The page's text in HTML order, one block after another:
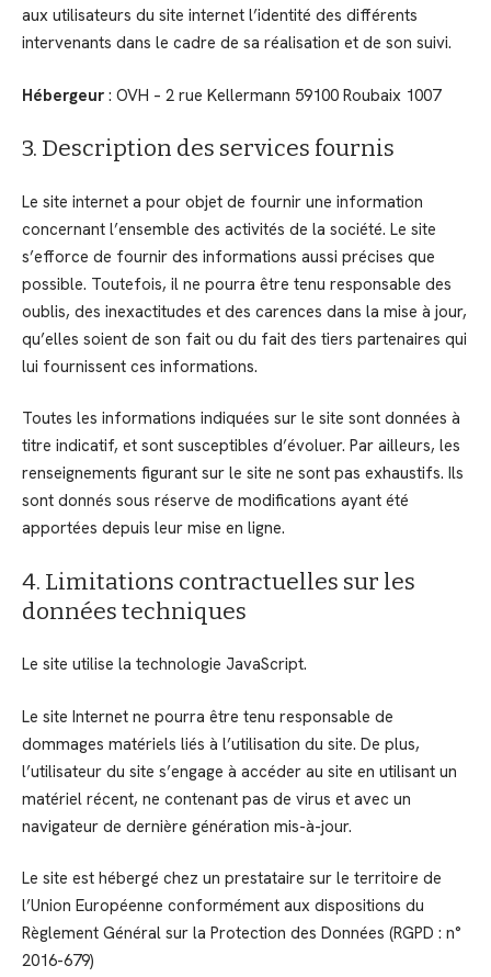
aux utilisateurs du site internet l’identité des différents
intervenants dans le cadre de sa réalisation et de son suivi.
Hébergeur : OVH – 2 rue Kellermann 59100 Roubaix 1007
3. Description des services fournis
Le site internet a pour objet de fournir une information
concernant l’ensemble des activités de la société. Le site
s’efforce de fournir des informations aussi précises que
possible. Toutefois, il ne pourra être tenu responsable des
oublis, des inexactitudes et des carences dans la mise à jour,
qu’elles soient de son fait ou du fait des tiers partenaires qui
lui fournissent ces informations.
Toutes les informations indiquées sur le site sont données à
titre indicatif, et sont susceptibles d’évoluer. Par ailleurs, les
renseignements figurant sur le site ne sont pas exhaustifs. Ils
sont donnés sous réserve de modifications ayant été
apportées depuis leur mise en ligne.
4. Limitations contractuelles sur les
données techniques
Le site utilise la technologie JavaScript.
Le site Internet ne pourra être tenu responsable de
dommages matériels liés à l’utilisation du site. De plus,
l’utilisateur du site s’engage à accéder au site en utilisant un
matériel récent, ne contenant pas de virus et avec un
navigateur de dernière génération mis-à-jour.
Le site est hébergé chez un prestataire sur le territoire de
l’Union Européenne conformément aux dispositions du
Règlement Général sur la Protection des Données (RGPD : n°
2016-679)